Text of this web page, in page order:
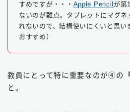
すめですが・・・ Apple Pencilが第
ないのが難点。タブレットにマグネ
れないので、結構使いにくいと思
おすすめ）
教員にとって特に重要なのが④の
と。